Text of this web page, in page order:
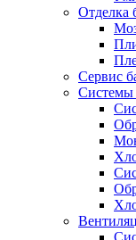
Отделка
Сервис
Системы